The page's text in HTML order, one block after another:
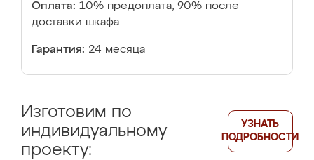
Оплата: 10% предоплата, 90% после
доставки шкафа
Гарантия: 24 месяца
Изготовим по
индивидуальному
проекту:
УЗНАТЬ
ПОДРОБНОСТИ